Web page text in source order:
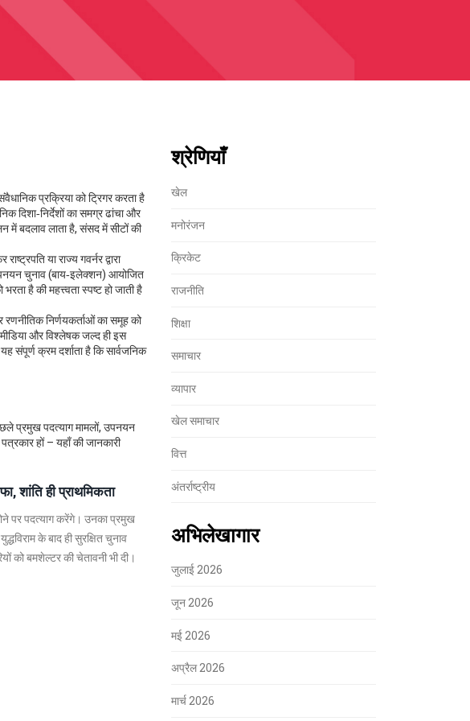
प्रक्रिया को ट्रिगर करता है
दिशा‑निर्देशों का समग्र ढांचाऔर
में बदलाव लाता है, संसद में सीटों की
या राज्य गवर्नर द्वारा
चुनाव (बाय‑इलेक्शन) आयोजित
भरता हैकी महत्त्वता स्पष्ट हो जाती है
निर्णयकर्ताओं का समूहको
और विश्लेषक जल्द ही इस
संपूर्ण क्रम दर्शाता है किसार्वजनिक
प्रमुख पदत्याग मामलों, उपनयन
हों – यहाँ की जानकारी
शांति ही प्राथमिकता
पर पदत्याग करेंगे। उनका प्रमुख
के बाद ही सुरक्षित चुनाव
को बमशेल्टर की चेतावनी भी दी।
श्रेणियाँ
खेल
मनोरंजन
क्रिकेट
राजनीति
शिक्षा
समाचार
व्यापार
खेल समाचार
वित्त
अंतर्राष्ट्रीय
अभिलेखागार
जुलाई 2026
जून 2026
मई 2026
अप्रैल 2026
मार्च 2026